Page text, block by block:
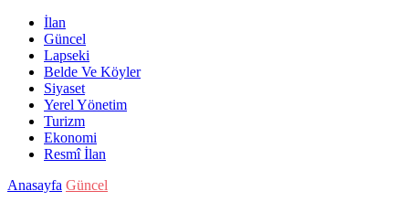
İlan
Güncel
Lapseki
Belde Ve Köyler
Siyaset
Yerel Yönetim
Turizm
Ekonomi
Resmî İlan
Anasayfa Güncel